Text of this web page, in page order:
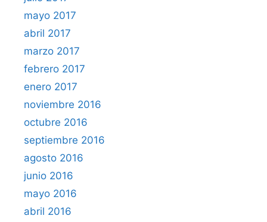
mayo 2017
abril 2017
marzo 2017
febrero 2017
enero 2017
noviembre 2016
octubre 2016
septiembre 2016
agosto 2016
junio 2016
mayo 2016
abril 2016